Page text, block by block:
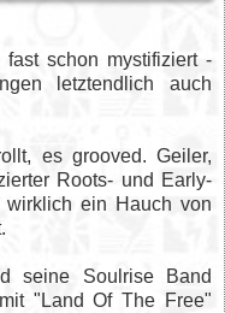
fast schon mystifiziert -
letztendlich auch
es grooved. Geiler,
Roots- und Early-
wirklich ein Hauch von
seine Soulrise Band
"Land Of The Free"